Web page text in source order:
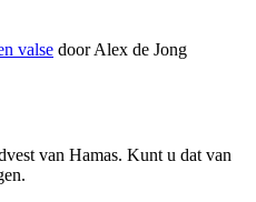
valse doorAlex de Jong
van Hamas. Kunt u dat van